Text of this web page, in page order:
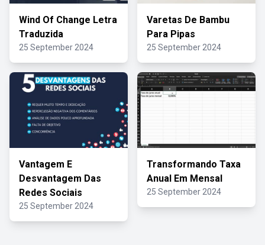
Wind Of Change Letra
Traduzida
25 September 2024
Varetas De Bambu
Para Pipas
25 September 2024
Vantagem E
Desvantagem Das
Redes Sociais
25 September 2024
Transformando Taxa
Anual Em Mensal
25 September 2024